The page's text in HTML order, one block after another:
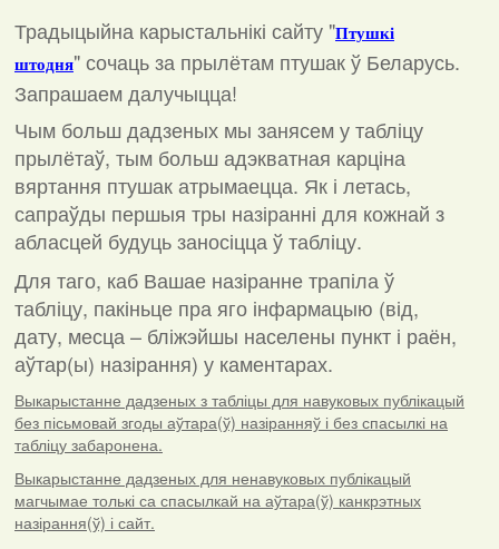
Традыцыйна карыстальнікі сайту "Птушкі
штодня"сочаць за прылётам птушак ў Беларусь.
Запрашаем далучыцца!
Чым больш дадзеных мы занясем у табліцу
прылётаў, тым больш адэкватная карціна
вяртання птушак атрымаецца. Як і летась,
сапраўды першыя тры назіранні для кожнай з
абласцей будуць заносіцца ў табліцу.
Для таго, каб Вашае назіранне трапіла ў
табліцу, пакіньце пра яго інфармацыю (від,
дату, месца – бліжэйшы населены пункт і раён,
аўтар(ы) назірання) у каментарах.
Выкарыстанне дадзеных з табліцы для навуковых публікацый
без пісьмовай згоды аўтара(ў) назіранняў і без спасылкі на
табліцу забаронена.
Выкарыстанне дадзеных для ненавуковых публікацый
магчымае толькі са спасылкай на аўтара(ў) канкрэтных
назірання(ў) і сайт.